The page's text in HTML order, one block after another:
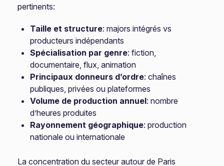
pertinents:
Taille et structure: majors intégrés vs
producteurs indépendants
Spécialisation par genre: fiction,
documentaire, flux, animation
Principaux donneurs d’ordre: chaînes
publiques, privées ou plateformes
Volume de production annuel: nombre
d’heures produites
Rayonnement géographique: production
nationale ou internationale
La concentration du secteur autour de Paris